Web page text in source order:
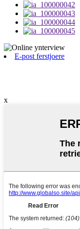
E-post ferstjoere
x